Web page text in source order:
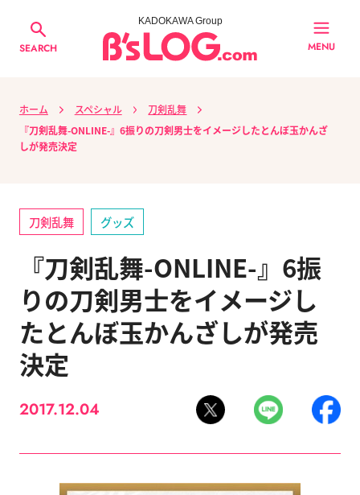
SEARCH
KADOKAWA Group
MENU
ホーム スペシャル
刀剣乱舞
『刀剣乱舞-ONLINE-』6振りの刀剣男士をイメージしたとんぼ玉かんざ
しが発売決定
刀剣乱舞 グッズ
『刀剣乱舞-ONLINE-』6振
りの刀剣男士をイメージし
たとんぼ玉かんざしが発売
決定
2017.12.04